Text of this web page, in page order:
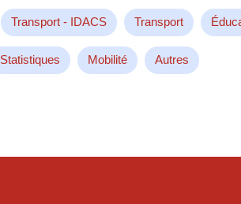
Transport - IDACS Transport
Statistiques Mobilité Autres